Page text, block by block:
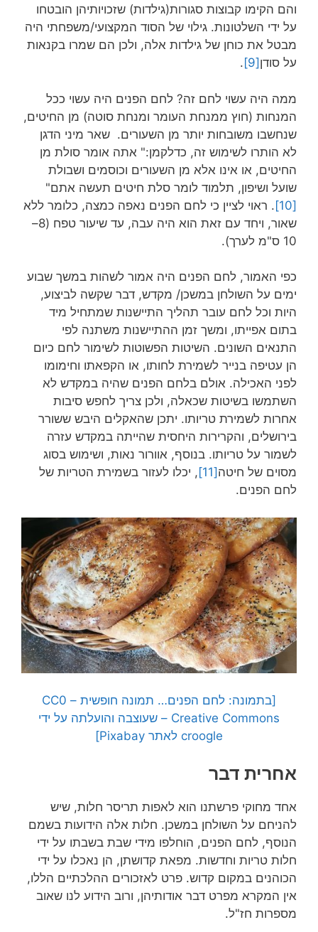
והם הקימו קבוצות סגורות(גילדות) שזכויותיהן הובטחו
על ידי השלטונות. גילוי של הסוד המקצועי/משפחתי היה
מבטל את כוחן של גילדות אלה, ולכן הם שמרו בקנאות
על סודן [9]
.
ממה היה עשוי לחם זה? לחם הפנים היה עשוי ככל
המנחות (חוץ ממנחת העומר ומנחת סוטה) מן החיטים,
שנחשבו משובחות יותר מן השעורים. שאר מיני הדגן
לא הותרו לשימוש זה, כדלקמן:" אתה אומר סולת מן
החיטים, או אינו אלא מן השעורים וכוסמים ושבולת
שועל ושיפון, תלמוד לומר סלת חיטים תעשה אתם"
[10]
. ראוי לציין כי לחם הפנים נאפה כמצה, כלומר ללא
שאור, ויחד עם זאת הוא היה עבה, עד שיעור טפח (8–
10 ס"מ לערך).
כפי האמור, לחם הפנים היה אמור לשהות במשך שבוע
ימים על השולחן במשכן/ מקדש, דבר שקשה לביצוע,
היות וכל לחם עובר תהליך התיישנות שמתחיל מיד
בתום אפייתו, ומשך זמן ההתיישנות משתנה לפי
התנאים השונים. השיטות הפשוטות לשימור לחם כיום
הן עטיפה בנייר לשמירת לחותו, או הקפאתו וחימומו
לפני האכילה. אולם בלחם הפנים שהיה במקדש לא
השתמשו בשיטות שכאלה, ולכן צריך לחפש סיבות
אחרות לשמירת טריותו. יתכן שהאקלים היבש ששורר
בירושלים, והקרירות היחסית שהייתה במקדש עזרה
לשמור על טריותו. בנוסף, אוורור נאות, ושימוש בסוג
מסוים של חיטה [11]
, יכלו לעזור בשמירת הטריות של
לחם הפנים.
[בתמונה: לחם הפנים… תמונה חופשית – CC0
Creative Commons – שעוצבה והועלתה על ידי
croogle לאתר Pixabay]
אחרית דבר
אחד מחוקי פרשתנו הוא לאפות תריסר חלות, שיש
להניחם על השולחן במשכן. חלות אלה הידועות בשמם
הנוסף, לחם הפנים, הוחלפו מידי שבת בשבתו על ידי
חלות טריות וחדשות. מפאת קדושתן, הן נאכלו על ידי
הכוהנים במקום קדוש. פרט לאזכורים ההלכתיים הללו,
אין המקרא מפרט דבר אודותיהן, ורוב הידוע לנו שאוב
מספרות חז"ל.